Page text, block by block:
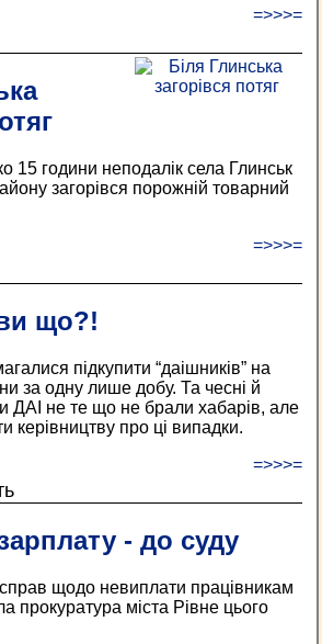
=>>>=
15 години неподалік села Глинськ
загорівся порожній товарний
=>>>=
що?!
підкупити “даішників” на
за одну лише добу. Та чесні й
ДАІ не те що не брали хабарів, але
керівництву про ці випадки.
=>>>=
- до суду
щодо невиплати працівникам
прокуратура міста Рівне цього